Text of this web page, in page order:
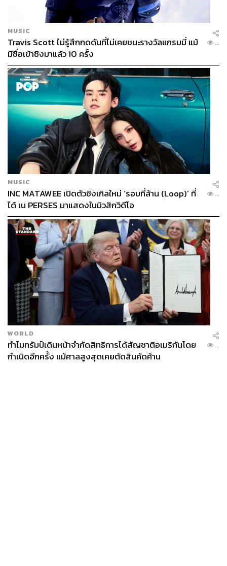
MUSIC
Travis Scott ไม่รู้สึกกดดันที่ไม่เคยชนะรางวัลแกรมมี่ แม้
มีชื่อเข้าชิงมาแล้ว 10 ครั้ง
...
MUSIC
INC MATAWEE เปิดตัวซิงเกิลใหม่ ‘รอบที่ล้าน (Loop)’ ที่
ได้ เน PERSES มาแสดงในมิวสิกวิดีโอ
...
WORLD
ทำไมทรัมป์เดินหน้าจำกัดสิทธิการได้สัญชาติอเมริกันโดย
กำเนิดอีกครั้ง แม้ศาลสูงสุดเคยตัดสินคัดค้าน
...